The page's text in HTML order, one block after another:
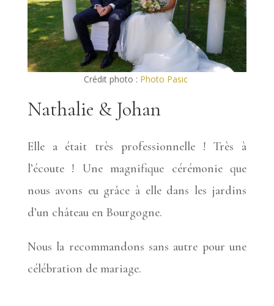
Crédit photo : Photo Pasic
Nathalie & Johan
Elle a était très professionnelle ! Très à
l’écoute ! Une magnifique cérémonie que
nous avons eu grâce à elle dans les jardins
d’un château en Bourgogne.
Nous la recommandons sans autre pour une
célébration de mariage.